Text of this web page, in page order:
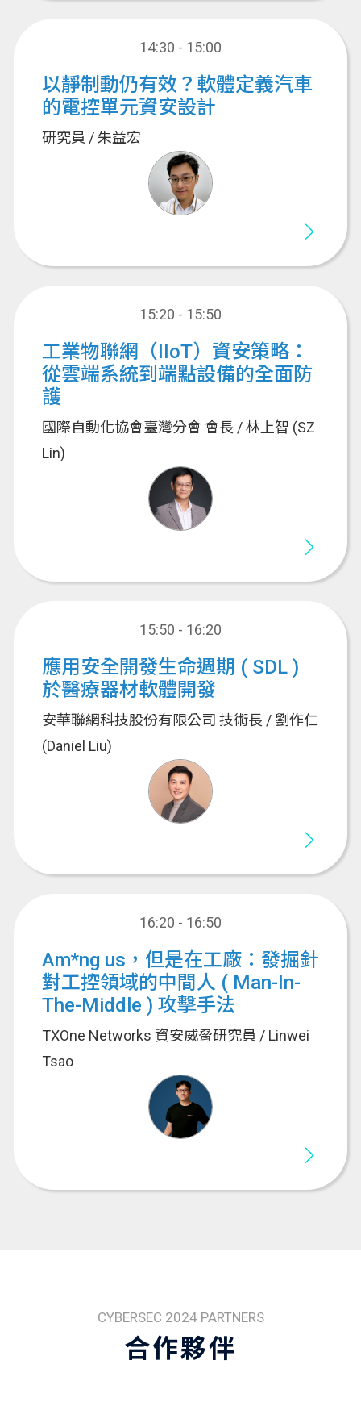
14:30 - 15:00
以靜制動仍有效？軟體定義汽車
的電控單元資安設計
研究員 / 朱益宏
15:20 - 15:50
工業物聯網（IIoT）資安策略：
從雲端系統到端點設備的全面防
護
國際自動化協會臺灣分會 會長 / 林上智 (SZ
Lin)
15:50 - 16:20
應用安全開發生命週期 ( SDL )
於醫療器材軟體開發
安華聯網科技股份有限公司 技術長 / 劉作仁
(Daniel Liu)
16:20 - 16:50
Am*ng us，但是在工廠：發掘針
對工控領域的中間人 ( Man-In-
The-Middle ) 攻擊手法
TXOne Networks 資安威脅研究員 / Linwei
Tsao
CYBERSEC 2024 PARTNERS
合作夥伴